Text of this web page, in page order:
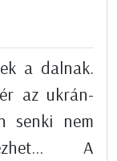
a dalnak.
az ukrán-
senki nem
A